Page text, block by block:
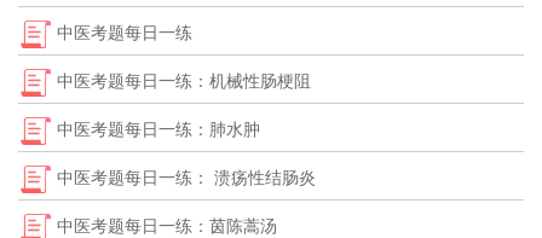
中医考题每日一练
中医考题每日一练：机械性肠梗阻
中医考题每日一练：肺水肿
中医考题每日一练： 溃疡性结肠炎
中医考题每日一练：茵陈蒿汤